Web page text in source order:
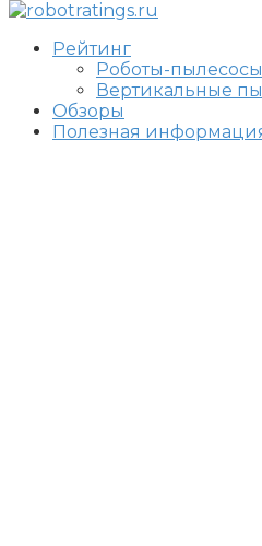
Рейтинг
Роботы-пылесосы
Вертикальные
Обзоры
Полезная